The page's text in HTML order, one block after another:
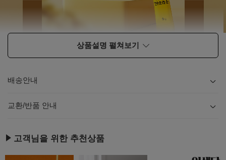
상품설명 펼쳐보기
배송안내
내용
교환/반품 안내
내용
고객님을 위한 추천상품